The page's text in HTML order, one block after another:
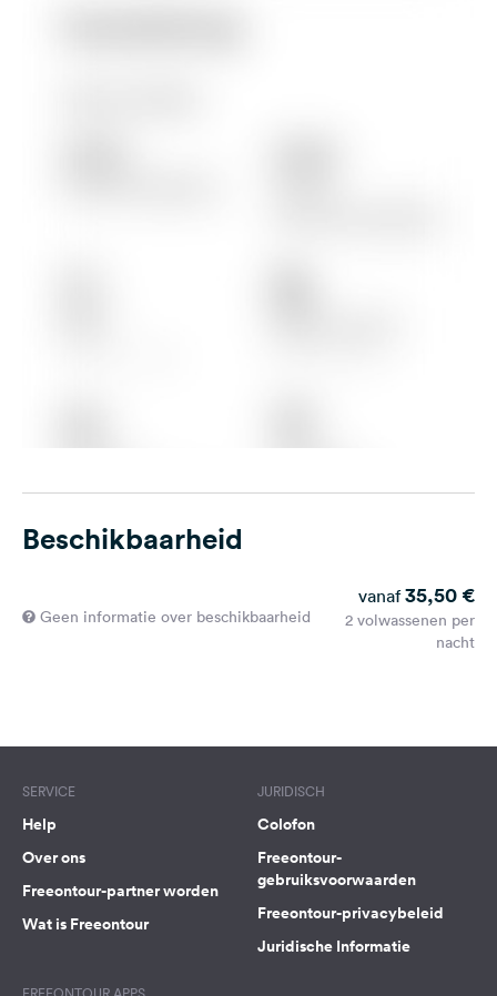
Beschikbaarheid
Geen informatie over beschikbaarheid
vanaf 35,50 €
2 volwassenen per
nacht
SERVICE
Help
Over ons
Freeontour-partner worden
Wat is Freeontour
JURIDISCH
Colofon
Freeontour-
gebruiksvoorwaarden
Freeontour-privacybeleid
Juridische Informatie